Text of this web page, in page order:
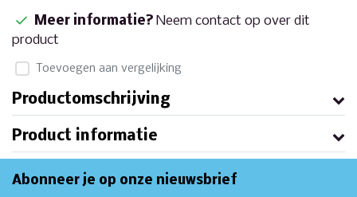
Meer informatie? Neem contact op over dit
product
Toevoegen aan vergelijking
Productomschrijving
Product informatie
Abonneer je op onze nieuwsbrief